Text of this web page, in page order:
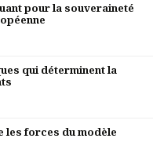
pour la souveraineté
qui déterminent la
les forces du modèle